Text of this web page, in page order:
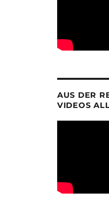
AUS DER
VIDEOS